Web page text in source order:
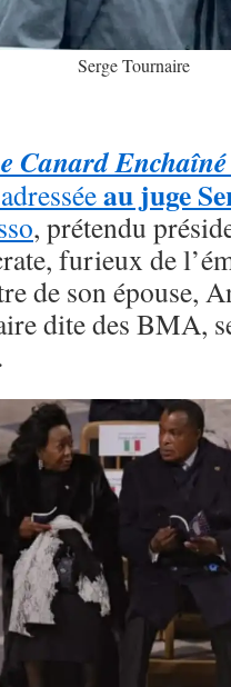
Serge Tournaire
Canard Enchaîné
au juge
, prétendu
furieux de
de son épouse,
dite des BMA,